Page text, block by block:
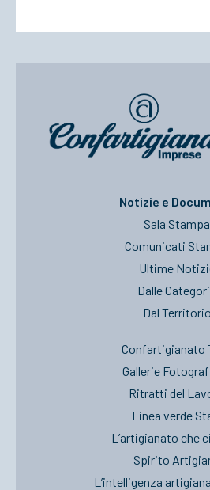
Notizie e
Sala Stampa
Comunicati
Ultime
Dalle
Dal Territorio
Confartigianato
Gallerie
Ritratti del
Linea verde
L’artigianato che
Spirito
L’intelligenza